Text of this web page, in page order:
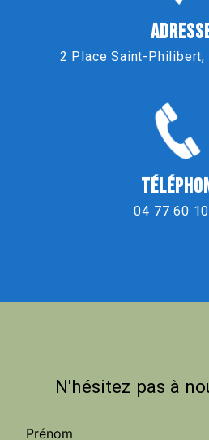
2 Place Saint-Philibert,
04 77 60
N'hésitez pas à